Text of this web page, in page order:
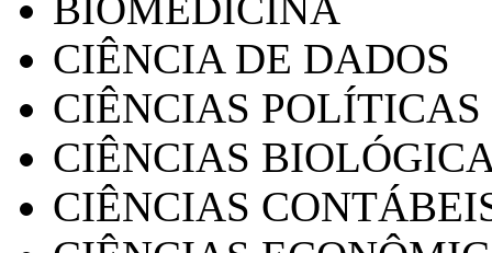
CIÊNCIA DE DADOS
CIÊNCIAS POLÍTICAS
CIÊNCIAS
CIÊNCIAS